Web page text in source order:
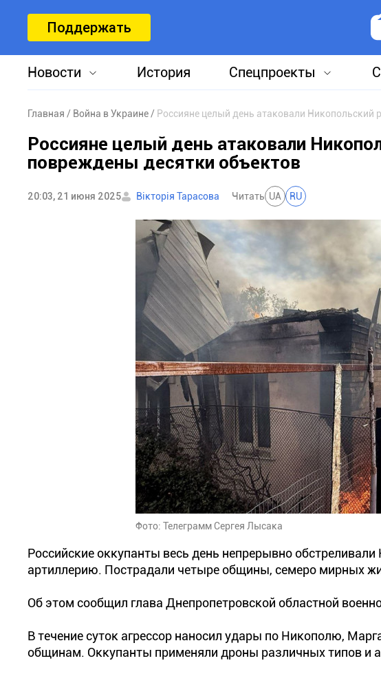
Поддержать
Новости История Спецпроекты
Главная Война в Украине Россияне целый день атаковали
Россияне целый день атаковали
повреждены десятки объектов
20:03, 21 июня 2025 Вікторія Тарасова Читать UA RU
Фото: Телеграмм Сергея Лысака
Российские оккупанты весь день непрерывно
артиллерию. Пострадали четыре общины, семеро мирных
Об этом сообщил глава Днепропетровской областной
В течение суток агрессор наносил удары по Никополю,
общинам. Оккупанты применяли дроны различных типов и